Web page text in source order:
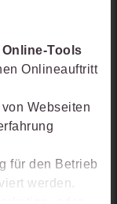
Tools
Onlineauftritt
Webseiten
für den Betrieb
werden.
und
wie mit juris Ihre